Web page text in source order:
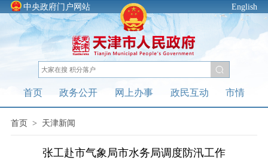
中央政府门户网站 English
首页 政务公开 网上办事 政民互动 市情
首页> 天津新闻
张工赴市气象局市水务局调度防汛工作